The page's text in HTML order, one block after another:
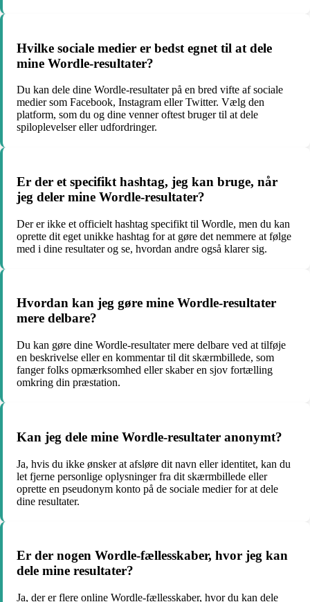
Hvilke sociale medier er bedst egnet til at dele
mine Wordle-resultater?
Du kan dele dine Wordle-resultater på en bred vifte af sociale
medier som Facebook, Instagram eller Twitter. Vælg den
platform, som du og dine venner oftest bruger til at dele
spiloplevelser eller udfordringer.
Er der et specifikt hashtag, jeg kan bruge, når
jeg deler mine Wordle-resultater?
Der er ikke et officielt hashtag specifikt til Wordle, men du kan
oprette dit eget unikke hashtag for at gøre det nemmere at følge
med i dine resultater og se, hvordan andre også klarer sig.
Hvordan kan jeg gøre mine Wordle-resultater
mere delbare?
Du kan gøre dine Wordle-resultater mere delbare ved at tilføje
en beskrivelse eller en kommentar til dit skærmbillede, som
fanger folks opmærksomhed eller skaber en sjov fortælling
omkring din præstation.
Kan jeg dele mine Wordle-resultater anonymt?
Ja, hvis du ikke ønsker at afsløre dit navn eller identitet, kan du
let fjerne personlige oplysninger fra dit skærmbillede eller
oprette en pseudonym konto på de sociale medier for at dele
dine resultater.
Er der nogen Wordle-fællesskaber, hvor jeg kan
dele mine resultater?
Ja, der er flere online Wordle-fællesskaber, hvor du kan dele